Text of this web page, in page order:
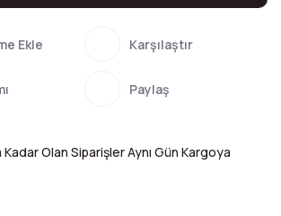
Karşılaştır
Paylaş
Olan Siparişler Aynı Gün Kargoya